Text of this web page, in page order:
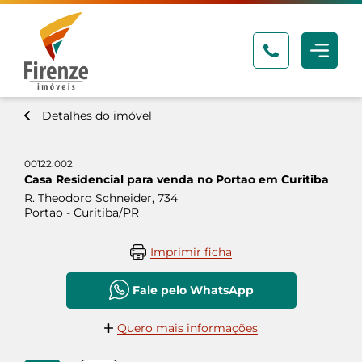
Detalhes do imóvel
00122.002
Casa Residencial para venda no Portao em Curitiba
R. Theodoro Schneider, 734
Portao - Curitiba/PR
Imprimir ficha
Fale pelo WhatsApp
Quero mais informações